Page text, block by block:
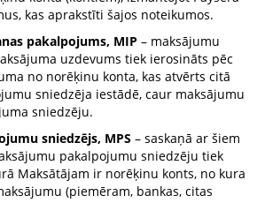
kas aprakstīti šajos noteikumos.
pakalpojums, MIP – maksājumu
uzdevums tiek ierosināts pēc
no norēķinu konta, kas atvērts citā
sniedzēja iestādē, caur maksājumu
sniedzēju.
sniedzējs, MPS – saskaņā ar šiem
pakalpojumu sniedzēju tiek
Maksātājam ir norēķinu konts, no kura
(piemēram, bankas, citas